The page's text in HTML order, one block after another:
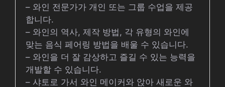
– 와인 전문가가 개인 또는 그룹 수업을 제공
합니다.
– 와인의 역사, 제작 방법, 각 유형의 와인에
맞는 음식 페어링 방법을 배울 수 있습니다.
– 와인을 더 잘 감상하고 즐길 수 있는 능력을
개발할 수 있습니다.
– 샤토로 가서 와인 메이커와 앉아 새로운 와